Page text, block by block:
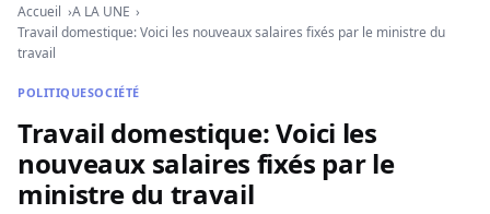
Accueil
A LA UNE
Travail domestique: Voici les nouveaux salaires fixés par le ministre du
travail
POLITIQUESOCIÉTÉ
Travail domestique: Voici les
nouveaux salaires fixés par le
ministre du travail